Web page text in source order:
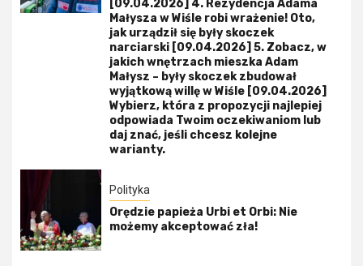
[09.04.2026] 4. Rezydencja Adama
Małysza w Wiśle robi wrażenie! Oto,
jak urządził się były skoczek
narciarski [09.04.2026] 5. Zobacz, w
jakich wnętrzach mieszka Adam
Małysz – były skoczek zbudował
wyjątkową willę w Wiśle [09.04.2026]
Wybierz, która z propozycji najlepiej
odpowiada Twoim oczekiwaniom lub
daj znać, jeśli chcesz kolejne
warianty.
Polityka
Orędzie papieża Urbi et Orbi: Nie
możemy akceptować zła!